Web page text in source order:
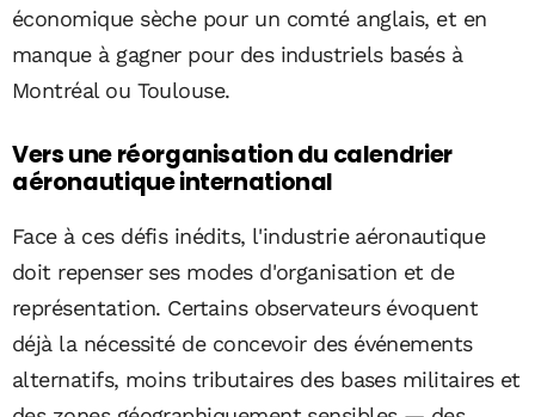
économique sèche pour un comté anglais, et en
manque à gagner pour des industriels basés à
Montréal ou Toulouse.
Vers une réorganisation du calendrier
aéronautique international
Face à ces défis inédits, l'industrie aéronautique
doit repenser ses modes d'organisation et de
représentation. Certains observateurs évoquent
déjà la nécessité de concevoir des événements
alternatifs, moins tributaires des bases militaires et